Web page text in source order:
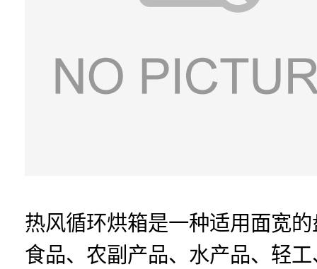
热风循环烘箱是一种适用面宽
食品、农副产品、水产品、轻